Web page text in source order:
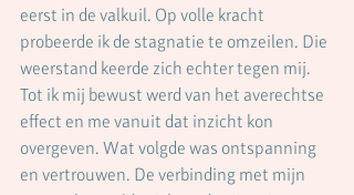
eerst in de valkuil. Op volle kracht
probeerde ik de stagnatie te omzeilen. Die
weerstand keerde zich echter tegen mij.
Tot ik mij bewust werd van het averechtse
effect en me vanuit dat inzicht kon
overgeven. Wat volgde was ontspanning
en vertrouwen. De verbinding met mijn